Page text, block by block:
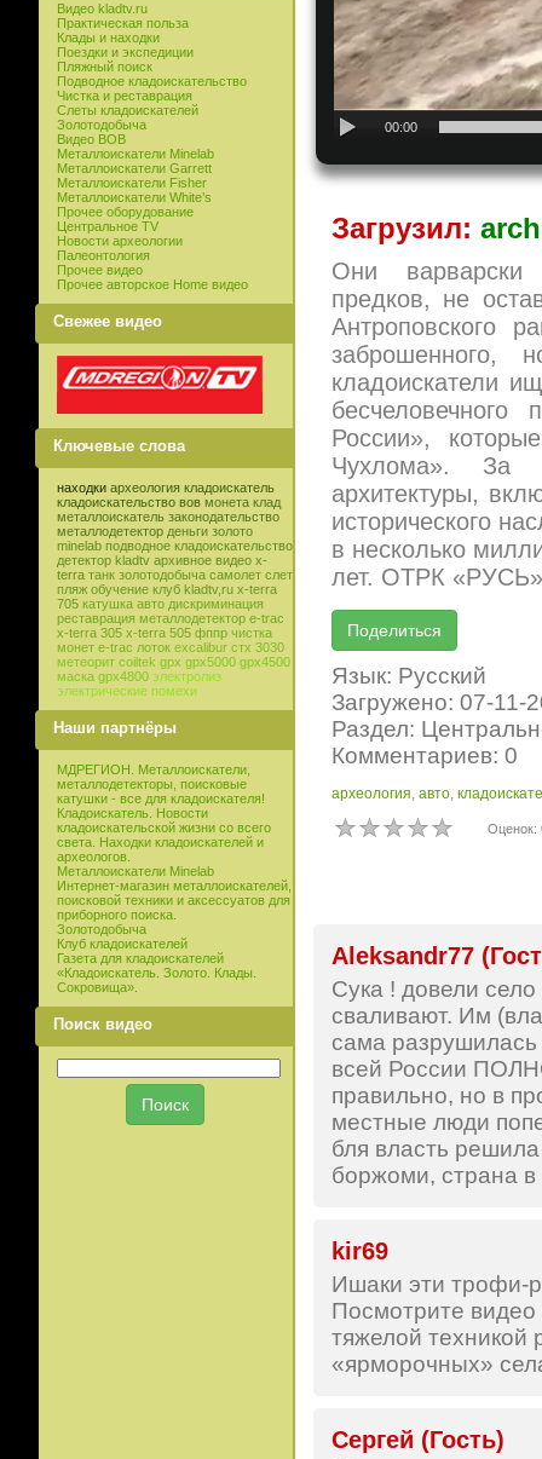
Видео kladtv.ru
Практическая польза
Клады и находки
Поездки и экспедиции
Пляжный поиск
Подводное кладоискательство
Чистка и реставрация
Слеты кладоискателей
Золотодобыча
Видео ВОВ
Металлоискатели Minelab
Металлоискатели Garrett
Металлоискатели Fisher
Металлоискатели White’s
Прочее оборудование
Центральное TV
Новости археологии
Палеонтология
Прочее видео
Прочее авторское Home видео
Свежее видео
Ключевые слова
находки археология кладоискатель
кладоискательство вов монета клад
металлоискатель законодательство
металлодетектор деньги золото
minelab подводное кладоискательство
детектор kladtv архивное видео x-
terra танк золотодобыча самолет слет
пляж обучение клуб kladtv,ru x-terra
705 катушка авто дискриминация
реставрация металлодетектор e-trac
x-terra 305 x-terra 505 фппр чистка
монет e-trac лоток excalibur стх 3030
метеорит coiltek gpx gpx5000 gpx4500
маска gpx4800 электролиз
электрические помехи
Наши партнёры
МДРЕГИОН. Металлоискатели,
металлодетекторы, поисковые
катушки - все для кладоискателя!
Кладоискатель. Новости
кладоискательской жизни со всего
света. Находки кладоискателей и
археологов.
Металлоискатели Minelab
Интернет-магазин металлоискателей,
поисковой техники и аксессуатов для
приборного поиска.
Золотодобыча
Клуб кладоискателей
Газета для кладоискателей
«Кладоискатель. Золото. Клады.
Сокровища».
Поиск видео
00:00
Загрузил:
Они варварски
предков, не
Антроповского
заброшенного,
кладоискатели
России»,
Чухлома». За
архитектуры,
исторического
в несколько
лет. ОТРК
Язык: Русский
Загружено: 07-11-
Раздел:
Комментариев: 0
археология, авто,
Оценок:
Aleksandr77
Сука ! довели
сваливают. Им
сама
всей России
правильно, но в
местные люди
бля власть
боржоми, страна в
kir69
Ишаки эти трофи-
Посмотрите видео
тяжелой техникой
«ярморочных»
Сергей (Гость)